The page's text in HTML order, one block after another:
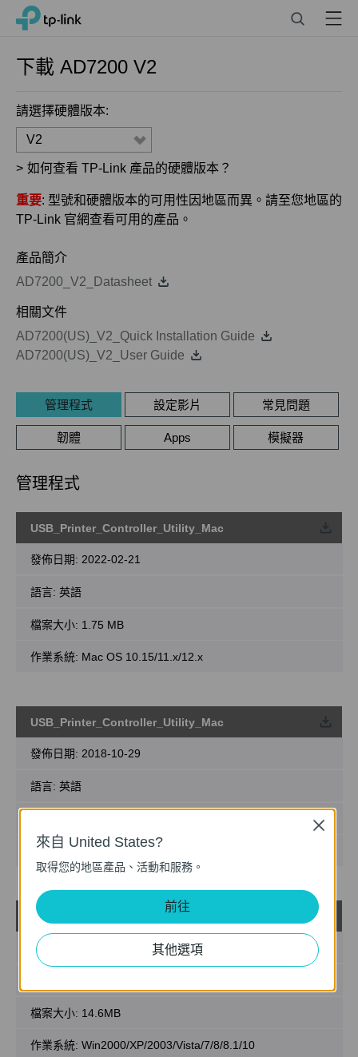
Click
navigation
TP-Link, Reliably Smart Menu
下載 AD7200 V2
請選擇硬體版本:
V2
> 如何查看 TP-Link 產品的硬體版本？
重要: 型號和硬體版本的可用性因地區而異。請至您地區的
TP-Link 官網查看可用的產品。
產品簡介
AD7200_V2_Datasheet
相關文件
AD7200(US)_V2_Quick Installation Guide
AD7200(US)_V2_User Guide
管理程式 設定影片 常見問題
韌體 Apps 模擬器
管理程式
USB_Printer_Controller_Utility_Mac
發佈日期: 2022-02-21
語言: 英語
檔案大小: 1.75 MB
作業系統: Mac OS 10.15/11.x/12.x
USB_Printer_Controller_Utility_Mac
發佈日期: 2018-10-29
語言: 英語
作業系統: Mac OS 10.9-10.14
USB_Printer_Controller_Utility_Windows
發佈日期:
檔案大小: 14.6MB
作業系統: Win2000/XP/2003/Vista/7/8/8.1/10
來自 United States?
取得您的地區產品、活動和服務。
前往
其他選項
Close